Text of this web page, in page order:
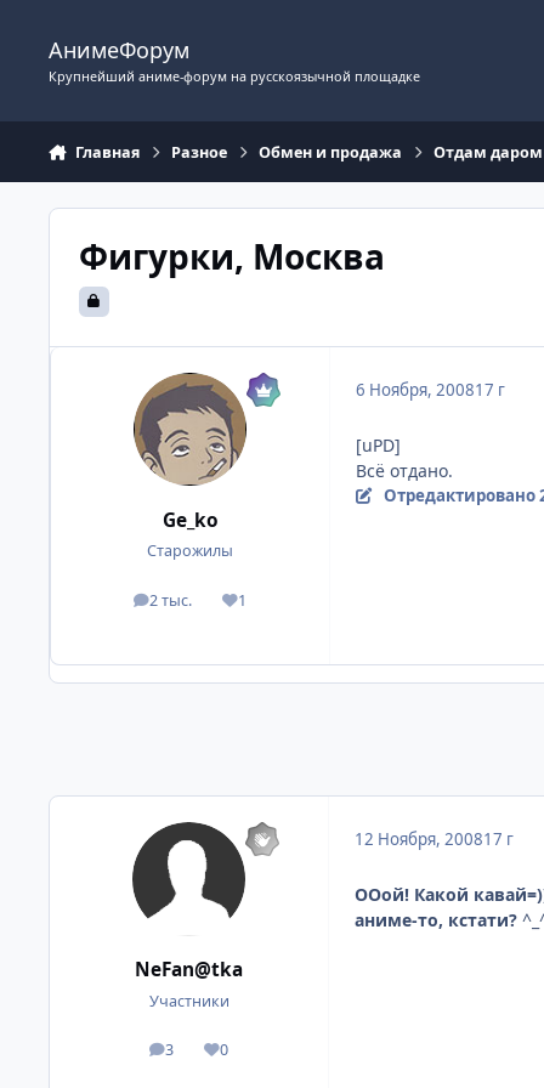
АнимеФорум
Крупнейший аниме-форум на русскоязычной площадке
Главная Разное Обмен и продажа Отдам даром
Фигурки, Москва
Ge_ko
Старожилы
2 тыс.
посты 1
Репутация
6 Ноября, 200817 г
[uPD]
Всё отдано.
Отредактировано
NeFan@tka
Участники
3
посты 0
Репутация
12 Ноября, 200817 г
ООой! Какой
аниме-то, кстати?